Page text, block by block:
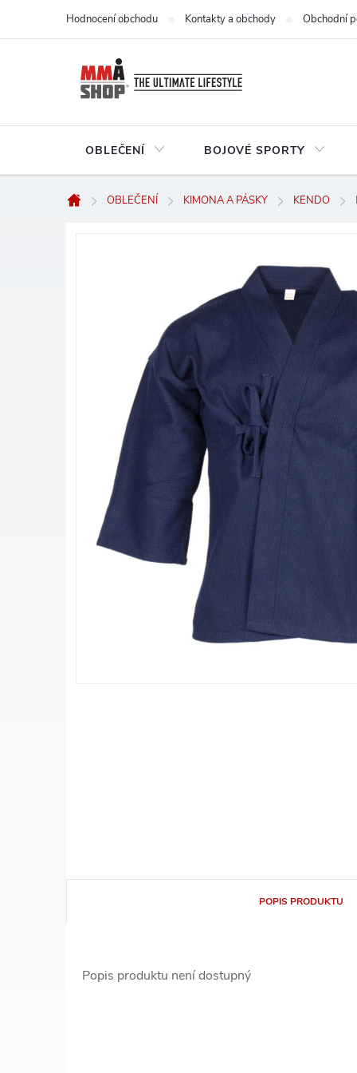
Hodnocení obchodu Kontakty a obchody Obchodní
OBLEČENÍ BOJOVÉ SPORTY
Domů
OBLEČENÍ KIMONA A PÁSKY KENDO
POPIS PRODUKTU
Popis produktu není dostupný